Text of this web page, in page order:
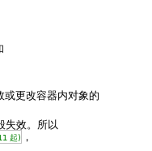
或更改容器内对象的
效。所以
起)
，